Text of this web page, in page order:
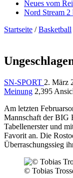
Neues vom
Nord Stream
Startseite / Basketball
SN-SPORT 2. März
Meinung 2,395
Am letzten
Mannschaft der BIG
Tabellenerster und
Favorit an. Die
Überraschungssieg
© Tobias